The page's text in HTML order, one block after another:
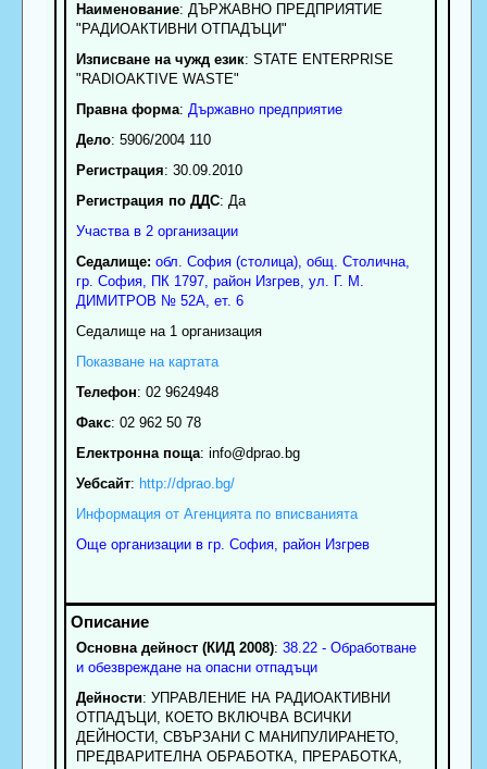
Наименование: ДЪРЖАВНО ПРЕДПРИЯТИЕ
"РАДИОАКТИВНИ ОТПАДЪЦИ"
Изписване на чужд език: STATE ENTERPRISE
"RADIOAKTIVE WASTE"
Правна форма: Държавно предприятие
Дело: 5906/2004 110
Регистрация: 30.09.2010
Регистрация по ДДС: Да
Участва в 2 организации
Седалище: обл. София (столица), общ. Столична,
гр. София, ПК 1797, район Изгрев, ул. Г. М.
ДИМИТРОВ № 52А, ет. 6
Седалище на 1 организация
Показване на картата
Телефон: 02 9624948
Факс: 02 962 50 78
Електронна поща: info@dprao.bg
Уебсайт: http://dprao.bg/
Информация от Агенцията по вписванията
Още организации в гр. София, район Изгрев
Основна дейност (КИД 2008): 38.22 - Обработване
и обезвреждане на опасни отпадъци
Дейности: УПРАВЛЕНИЕ НА РАДИОАКТИВНИ
ОТПАДЪЦИ, КОЕТО ВКЛЮЧВА ВСИЧКИ
ДЕЙНОСТИ, СВЪРЗАНИ С МАНИПУЛИРАНЕТО,
ПРЕДВАРИТЕЛНА ОБРАБОТКА, ПРЕРАБОТКА,